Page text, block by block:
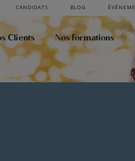
CANDIDATS BLOG
Clients Nos Formations